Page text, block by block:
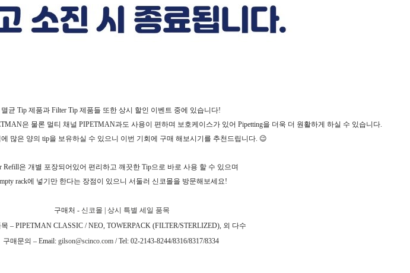
멸균 Tip 제품과 Filter Tip 제품들 또한 상시 할인 이벤트 중에 있습니다!
은 물론 멀티 채널 PIPETMAN과도 사용이 편하며 보호케이스가 있어 Pipetting을 더욱 더 원활하게 하실 수 있습니다.
많은 양의 tip을 보유하실 수 있으니 이번 기회에 구매 해보시기를 추천드립니다. 😉
Refill은 개별 포장되어있어 편리하고 깨끗한 Tip으로 바로 사용 할 수 있으며
rack에 넣기만 한다는 장점이 있으니 서둘러 신코몰을 방문해보세요!
구매처 - 신코몰 | 상시 특별 세일 품목
– PIPETMAN CLASSIC / NEO, TOWERPACK (FILTER/STERLIZED), 외 다수
구매문의 – Email: gilson@scinco.com / Tel: 02-2143-8244/8316/8317/8334